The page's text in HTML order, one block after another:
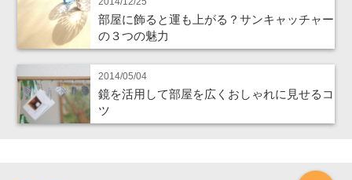
部屋に飾ると運も上がる？サンキャッチャー
の３つの魅力
2014/05/04
鏡を活用して部屋を広くおしゃれに見せるコ
ツ